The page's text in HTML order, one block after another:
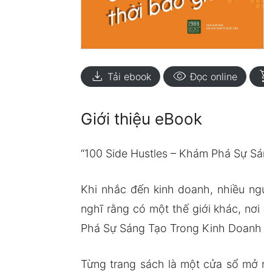
download Tải ebook visibility Đọc online
Giới thiệu eBook
“100 Side Hustles – Khám Phá Sự
Khi nhắc đến kinh doanh, nhiều
nghĩ rằng có một thế giới khác, nơi
Phá Sự Sáng Tạo Trong Kinh
Từng trang sách là một cửa sổ